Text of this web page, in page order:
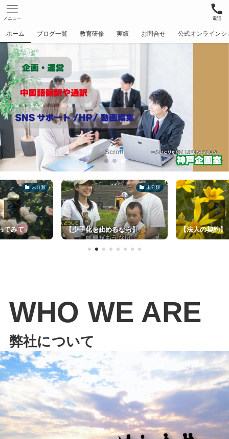
電話
メニュー
ホーム ブログ一覧 教育研修 実績 お問合せ 公式オンラインシ
一人ひとりが輝くLIFE STYLEを
神戸企画室
一人ひとりが輝くLIFE STYLEを
神戸企画室
Scroll
未分類
てみて」
未分類
【少子化を止めるなら】 【法人の契約】
WHO WE ARE
弊社について